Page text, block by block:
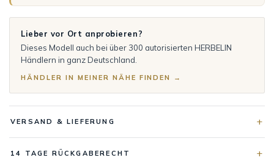
Lieber vor Ort anprobieren?
Dieses Modell auch bei über 300 autorisierten HERBELIN
Händlern in ganz Deutschland.
HÄNDLER IN MEINER NÄHE FINDEN →
VERSAND & LIEFERUNG
14 TAGE RÜCKGABERECHT